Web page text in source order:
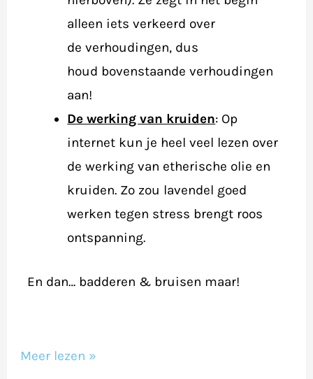
alleen iets verkeerd over
de verhoudingen, dus
houd bovenstaande verhoudingen
aan!
De werking van kruiden: Op
internet kun je heel veel lezen over
de werking van etherische olie en
kruiden. Zo zou lavendel goed
werken tegen stress brengt roos
ontspanning.
​En dan… badderen & bruisen maar!
Meer lezen »